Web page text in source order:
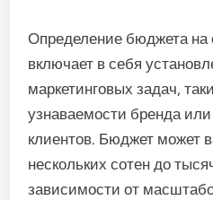
Определение бюджета на
включает в себя
маркетинговых задач,
узнаваемости бренда
клиентов. Бюджет может
нескольких сотен до
зависимости от